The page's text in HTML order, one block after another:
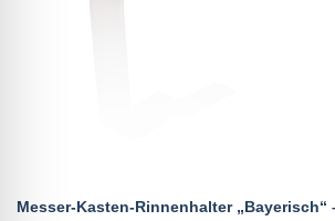
Messer-Kasten-Rinnenhalter